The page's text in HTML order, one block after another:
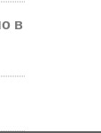
в